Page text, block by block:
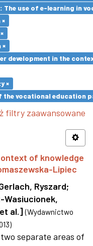
use of e-learning in
×
development in the
×
the vocational education
filtry zaawansowane
of knowledge
Lipiec
Ryszard;
Wasiucionek,
al.] (Wydawnictwo
)
separate areas of